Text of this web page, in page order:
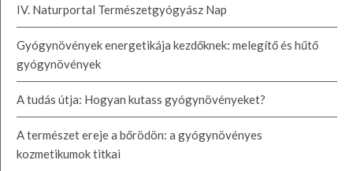
IV. Naturportal Természetgyógyász Nap
Gyógynövények energetikája kezdőknek: melegítő és hűtő
gyógynövények
A tudás útja: Hogyan kutass gyógynövényeket?
A természet ereje a bőrödön: a gyógynövényes
kozmetikumok titkai